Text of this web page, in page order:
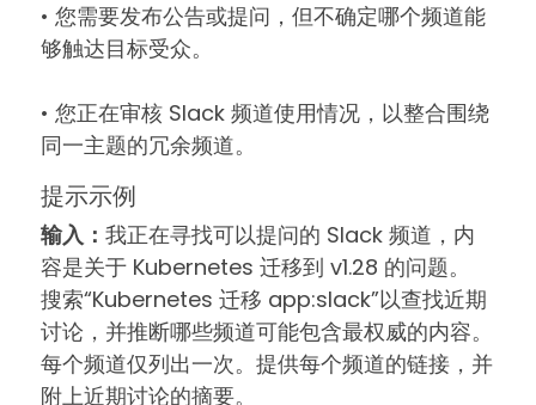
• 您需要发布公告或提问，但不确定哪个频道能
够触达目标受众。
• 您正在审核 Slack 频道使用情况，以整合围绕
同一主题的冗余频道。
提示示例
输入：我正在寻找可以提问的 Slack 频道，内
容是关于 Kubernetes 迁移到 v1.28 的问题。
搜索“Kubernetes 迁移 app:slack”以查找近期
讨论，并推断哪些频道可能包含最权威的内容。
每个频道仅列出一次。提供每个频道的链接，并
附上近期讨论的摘要。